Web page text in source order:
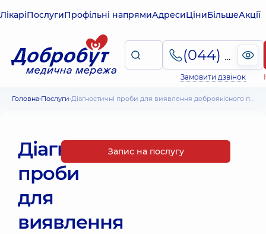
ЛікаріПослугиПрофільні напрямиАдресиЦіниБільшеАкції
(044) 495-2-888
Замовити дзвінок
Головна Послуги Діагностичні проби для виявлення доброякісного пароксизмального позиційного запаморочення
Діагностичні
проби
для
виявлення
Запис на послугу